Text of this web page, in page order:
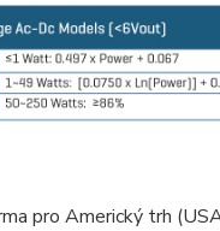
pro Americký trh